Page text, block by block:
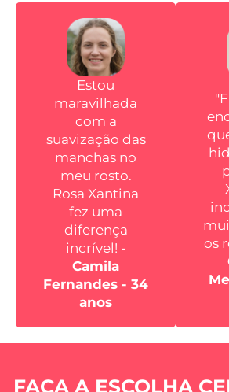
Estou
maravilhada
com a
suavização das
manchas no
meu rosto.
Rosa Xantina
fez uma
diferença
incrível! -
Camila
Fernandes - 34
anos
os
FAÇA A ESCOLHA